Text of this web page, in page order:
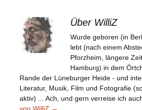
Über WilliZ
Wurde geboren (in
lebt (nach einem
Pforzheim, längere
Hamburg) in dem
Rande der Lüneburger Heide - und
Literatur, Musik, Film und Fotografie
aktiv) ... Ach, und gern verreise ich